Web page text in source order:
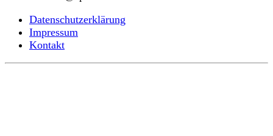
Datenschutzerklärung
Impressum
Kontakt